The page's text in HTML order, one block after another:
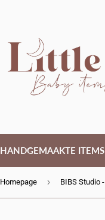
HANDGEMAAKTE ITEMS
Homepage ›